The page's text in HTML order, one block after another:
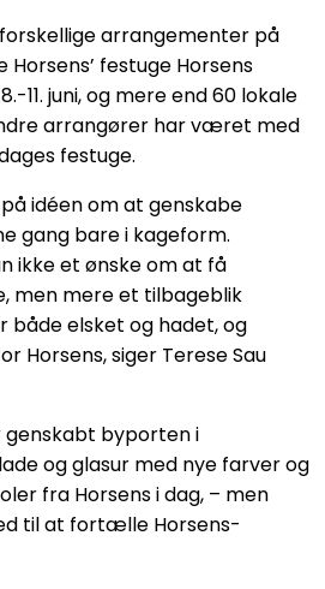
arrangementer på
festuge Horsens
11. juni, og mere end 60 lokale
arrangører har været med
festuge.
idéen om at genskabe
gang bare i kageform.
ikke et ønske om at få
men mere et tilbageblik
både elsket og hadet, og
Horsens, siger Terese Sau
byporten i
og glasur med nye farver og
fra Horsens i dag, – men
til at fortælle Horsens-